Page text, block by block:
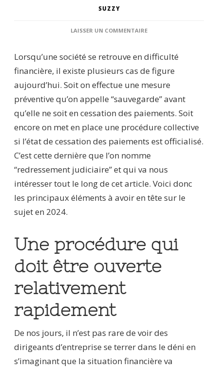
SUZZY
LAISSER UN COMMENTAIRESUR
D’UNE
ENTREPRISE
:
LES
ÉLÉMENTS
À
CONNAÎTRE
Lorsqu’une société se retrouve en difficulté
financière, il existe plusieurs cas de figure
aujourd’hui. Soit on effectue une mesure
préventive qu’on appelle “sauvegarde” avant
qu’elle ne soit en cessation des paiements. Soit
encore on met en place une procédure collective
si l’état de cessation des paiements est officialisé.
C’est cette dernière que l’on nomme
“redressement judiciaire” et qui va nous
intéresser tout le long de cet article. Voici donc
les principaux éléments à avoir en tête sur le
sujet en 2024.
Une procédure qui
doit être ouverte
relativement
rapidement
De nos jours, il n’est pas rare de voir des
dirigeants d’entreprise se terrer dans le déni en
s’imaginant que la situation financière va